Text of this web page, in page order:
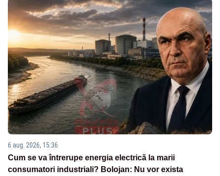
6 aug. 2026, 15:36
Cum se va întrerupe energia electrică la marii
consumatori industriali? Bolojan: Nu vor exista